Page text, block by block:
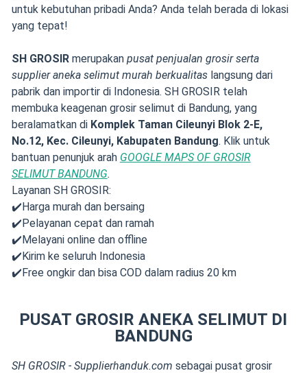
untuk kebutuhan pribadi Anda? Anda telah berada di lokasi
yang tepat!
SH GROSIR merupakan pusat penjualan grosir serta
supplier aneka selimut murah berkualitaslangsung dari
pabrik dan importir di Indonesia. SH GROSIR telah
membuka keagenan grosir selimut di Bandung, yang
beralamatkan di Komplek Taman Cileunyi Blok 2-E,
No.12, Kec. Cileunyi, Kabupaten Bandung. Klik untuk
bantuan penunjuk arah GOOGLE MAPS OF GROSIR
SELIMUT BANDUNG.
Layanan SH GROSIR:
✔️Harga murah dan bersaing
✔️Pelayanan cepat dan ramah
✔️Melayani online dan offline
✔️Kirim ke seluruh Indonesia
✔️Free ongkir dan bisa COD dalam radius 20 km
PUSAT GROSIR ANEKA SELIMUT DI
BANDUNG
SH GROSIR - Supplierhanduk.com sebagai pusat grosir